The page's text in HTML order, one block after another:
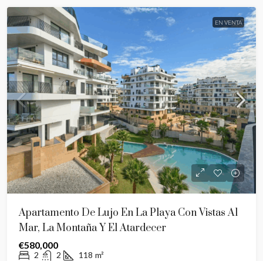
EN VENTA
Apartamento De Lujo En La Playa Con Vistas Al
Mar, La Montaña Y El Atardecer
€580,000
2 2 118 m²